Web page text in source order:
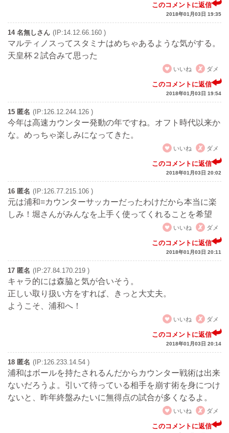
このコメントに返信
2018年01月03日 19:35
14 名無しさん (IP:14.12.66.160 )
マルティノスってスタミナはめちゃあるような気がする。
天皇杯２試合みて思った
いいね
ダメ
このコメントに返信
2018年01月03日 19:54
15 匿名 (IP:126.12.244.126 )
今年は高速カウンター発動の年ですね。オフト時代以来か
な。めっちゃ楽しみになってきた。
いいね
ダメ
このコメントに返信
2018年01月03日 20:02
16 匿名 (IP:126.77.215.106 )
元は浦和=カウンターサッカーだったわけだから本当に楽
しみ！堀さんがみんなを上手く使ってくれることを希望
いいね
ダメ
このコメントに返信
2018年01月03日 20:11
17 匿名 (IP:27.84.170.219 )
キャラ的には森脇と気が合いそう。
正しい取り扱い方をすれば、きっと大丈夫。
ようこそ、浦和へ！
いいね
ダメ
このコメントに返信
2018年01月03日 20:14
18 匿名 (IP:126.233.14.54 )
浦和はボールを持たされるんだからカウンター戦術は出来
ないだろうよ。引いて待っている相手を崩す術を身につけ
ないと、昨年終盤みたいに無得点の試合が多くなるよ。
いいね
ダメ
このコメントに返信